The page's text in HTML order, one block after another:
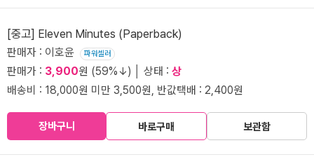
[중고] Eleven Minutes (Paperback)
판매자 : 이호윤 파워셀러
판매가 : 3,900원 (59%↓) │ 상태 : 상
배송비 : 18,000원 미만 3,500원, 반값택배 : 2,400원
장바구니 바로구매 보관함